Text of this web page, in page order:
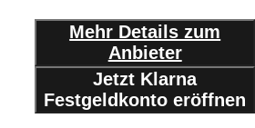
Mehr Details zum
Anbieter
Jetzt Klarna
Festgeldkonto eröffnen